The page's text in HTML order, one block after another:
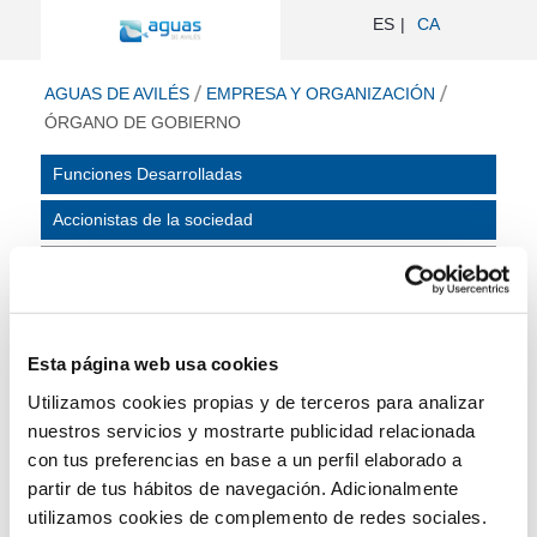
Esta página web usa cookies
Utilizamos cookies propias y de terceros para analizar
nuestros servicios y mostrarte publicidad relacionada
con tus preferencias en base a un perfil elaborado a
partir de tus hábitos de navegación. Adicionalmente
utilizamos cookies de complemento de redes sociales.
Órgano de Gobierno - Aguas de
ES CA
AGUAS DE AVILÉS
EMPRESA Y ORGANIZACIÓN
ÓRGANO DE GOBIERNO
Funciones Desarrolladas
Accionistas de la sociedad
Organigrama Funcional
Relación de puestos de trabajo
Órgano de Gobierno
Presidencia